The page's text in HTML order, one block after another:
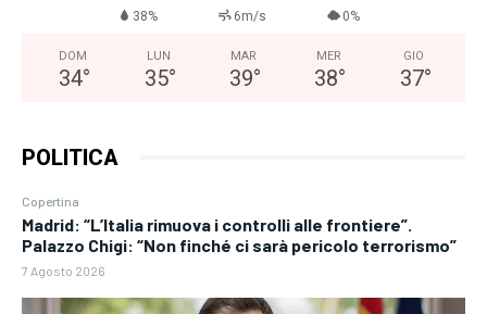
38% 6m/s 0%
DOM
34°
LUN
35°
MAR
39°
MER
38°
GIO
37°
POLITICA
Copertina
Madrid: “L’Italia rimuova i controlli alle frontiere”.
Palazzo Chigi: “Non finché ci sarà pericolo terrorismo”
7 Agosto 2026